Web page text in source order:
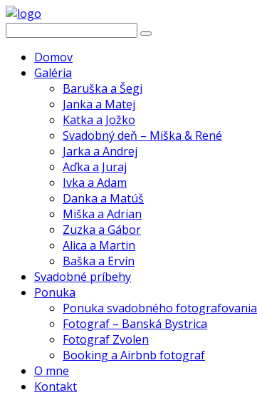
Domov
Galéria
Baruška a Šegi
Janka a Matej
Katka a Jožko
Svadobný deň – Miška & René
Jarka a Andrej
Aďka a Juraj
Ivka a Adam
Danka a Matúš
Miška a Adrian
Zuzka a Gábor
Alica a Martin
Baška a Ervín
Svadobné príbehy
Ponuka
Ponuka svadobného fotografovania
Fotograf – Banská Bystrica
Fotograf Zvolen
Booking a Airbnb fotograf
O mne
Kontakt